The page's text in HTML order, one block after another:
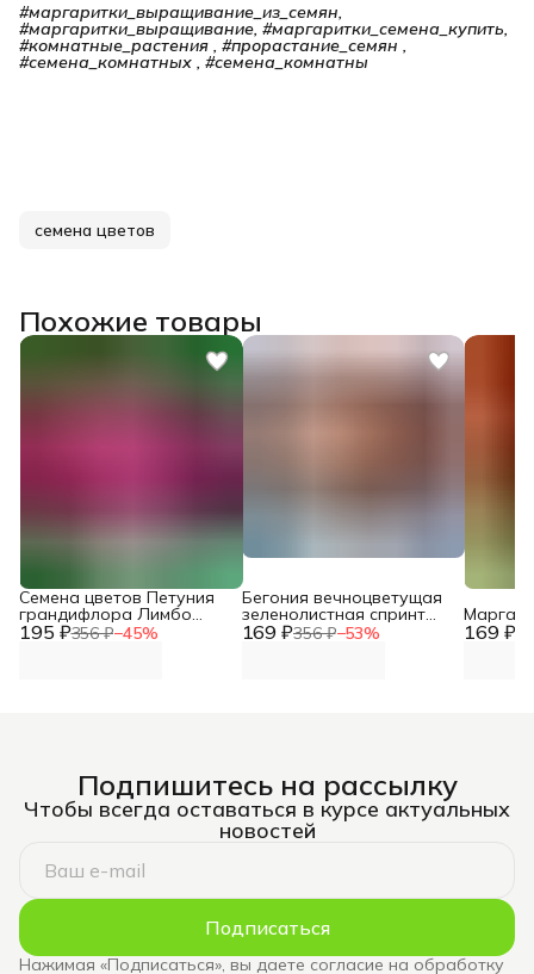
#маргаритки_выращивание_из_семян,
#маргаритки_выращивание, #маргаритки_семена_купить,
#комнатные_растения , #прорастание_семян ,
#семена_комнатных , #семена_комнатны
семена цветов
Похожие товары
195 ₽356 ₽−45%
Семена цветов Петуния
грандифлора Лимбо
Джи Пи F1 Микс 169 ₽356 ₽−53%
Бегония вечноцветущая
зеленолистная спринт
плюс f1 169 ₽
Подпишитесь на рассылку
Чтобы всегда оставаться в курсе актуальных
новостей
Подписаться
Нажимая «Подписаться», вы даете согласие на обработку